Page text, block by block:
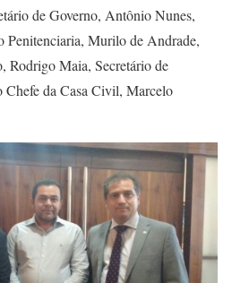
de Governo, Antônio Nunes,
Penitenciaria, Murilo de Andrade,
Rodrigo Maia, Secretário de
Chefe da Casa Civil, Marcelo